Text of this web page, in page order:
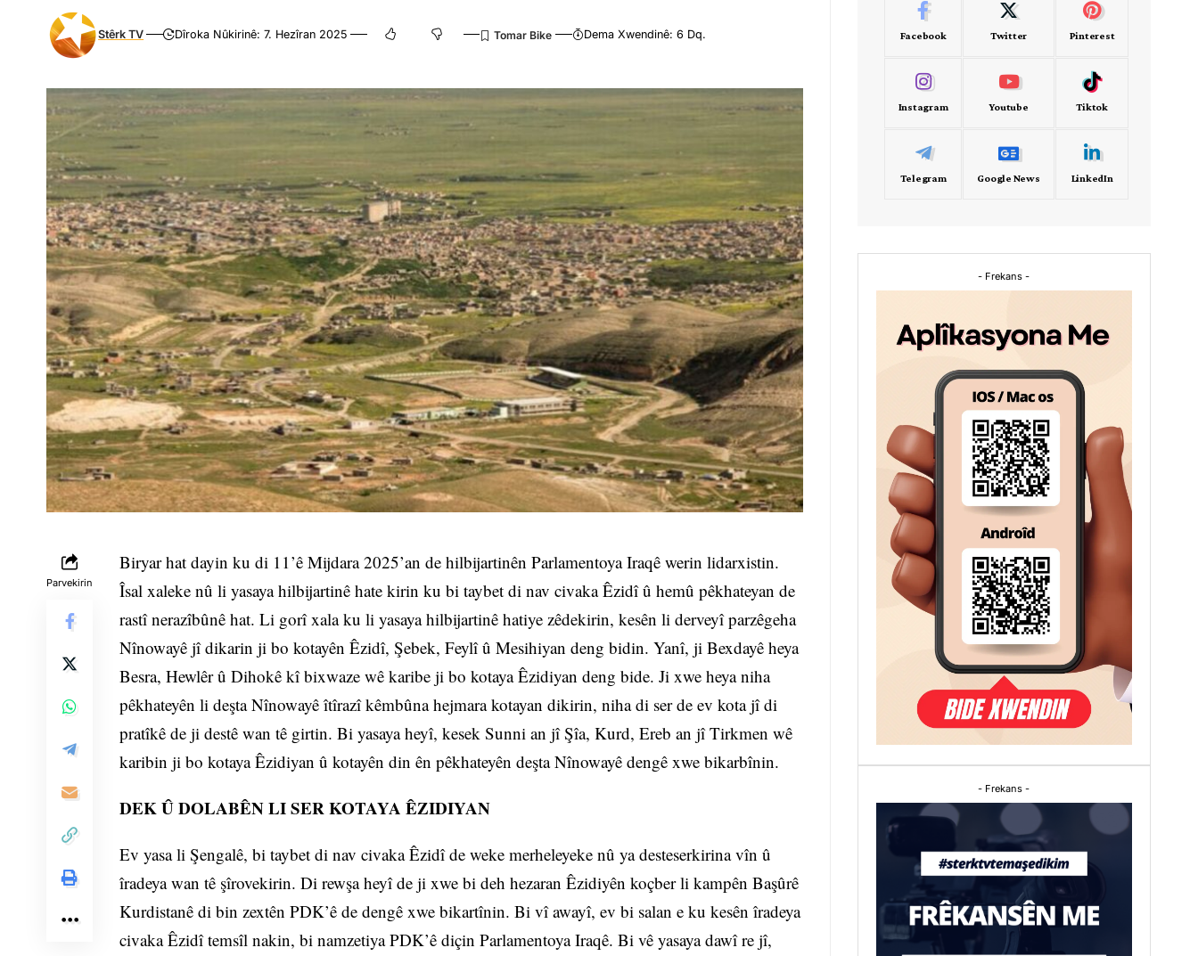
Stêrk TV Dîroka Nûkirinê: 7. Hezîran 2025 Dema Xwendinê: 6 Dq.
Parvekirin
Biryar hat dayin ku di 11’ê Mijdara 2025’an de hilbijartinên Parlamentoya Iraqê werin lidarxistin.
Îsal xaleke nû li yasaya hilbijartinê hate kirin ku bi taybet di nav civaka Êzidî û hemû pêkhateyan de
rastî nerazîbûnê hat. Li gorî xala ku li yasaya hilbijartinê hatiye zêdekirin, kesên li derveyî parzêgeha
Nînowayê jî dikarin ji bo kotayên Êzidî, Şebek, Feylî û Mesihiyan deng bidin. Yanî, ji Bexdayê heya
Besra, Hewlêr û Dihokê kî bixwaze wê karibe ji bo kotaya Êzidiyan deng bide. Ji xwe heya niha
pêkhateyên li deşta Nînowayê îtîrazî kêmbûna hejmara kotayan dikirin, niha di ser de ev kota jî di
pratîkê de ji destê wan tê girtin. Bi yasaya heyî, kesek Sunni an jî Şîa, Kurd, Ereb an jî Tirkmen wê
karibin ji bo kotaya Êzidiyan û kotayên din ên pêkhateyên deşta Nînowayê dengê xwe bikarbînin.
DEK Û DOLABÊN LI SER KOTAYA ÊZIDIYAN
Ev yasa li Şengalê, bi taybet di nav civaka Êzidî de weke merheleyeke nû ya desteserkirina vîn û
îradeya wan tê şîrovekirin. Di rewşa heyî de ji xwe bi deh hezaran Êzidiyên koçber li kampên Başûrê
Kurdistanê di bin zextên PDK’ê de dengê xwe bikartînin. Bi vî awayî, ev bi salan e ku kesên îradeya
civaka Êzidî temsîl nakin, bi namzetiya PDK’ê diçin Parlamentoya Iraqê. Bi vê yasaya dawî re jî,
Facebook Twitter Pinterest
Instagram Youtube Tiktok
Telegram Google News LinkedIn
- Frekans -
- Frekans -